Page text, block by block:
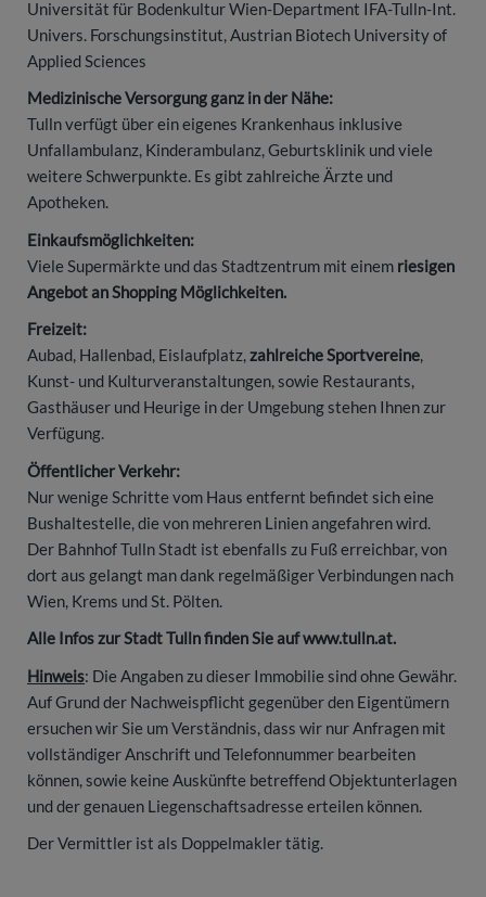
Universität für Bodenkultur Wien-Department IFA-Tulln-Int.
Univers. Forschungsinstitut, Austrian Biotech University of
Applied Sciences
Medizinische Versorgung ganz in der Nähe:
Tulln verfügt über ein eigenes Krankenhaus inklusive
Unfallambulanz, Kinderambulanz, Geburtsklinik und viele
weitere Schwerpunkte. Es gibt zahlreiche Ärzte und
Apotheken.
Einkaufsmöglichkeiten:
Viele Supermärkte und das Stadtzentrum mit einem riesigen
Angebot an Shopping Möglichkeiten.
Freizeit:
Aubad, Hallenbad, Eislaufplatz,zahlreiche Sportvereine,
Kunst- und Kulturveranstaltungen, sowie Restaurants,
Gasthäuser und Heurige in der Umgebung stehen Ihnen zur
Verfügung.
Öffentlicher Verkehr:
Nur wenige Schritte vom Haus entfernt befindet sich eine
Bushaltestelle, die von mehreren Linien angefahren wird.
Der Bahnhof Tulln Stadt ist ebenfalls zu Fuß erreichbar, von
dort aus gelangt man dank regelmäßiger Verbindungen nach
Wien, Krems und St. Pölten.
Alle Infos zur Stadt Tulln finden Sie auf www.tulln.at.
Hinweis: Die Angaben zu dieser Immobilie sind ohne Gewähr.
Auf Grund der Nachweispflicht gegenüber den Eigentümern
ersuchen wir Sie um Verständnis, dass wir nur Anfragen mit
vollständiger Anschrift und Telefonnummer bearbeiten
können, sowie keine Auskünfte betreffend Objektunterlagen
und der genauen Liegenschaftsadresse erteilen können.
Der Vermittler ist als Doppelmakler tätig.